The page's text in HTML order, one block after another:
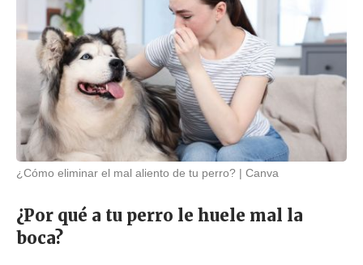
¿Cómo eliminar el mal aliento de tu perro? Canva
¿Por qué a tu perro le huele mal la
boca?